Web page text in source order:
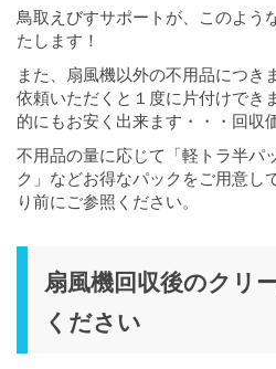
鳥取えびすサポートが、このよう
たします！
また、扇風機以外の不用品につき
依頼いただくと１度に片付けでき
的にもお安く出来ます・・・回収
不用品の量に応じて「軽トラ半パ
ク」などお得なパックをご用意し
り前にご参照ください。
扇風機回収後のクリ
ください